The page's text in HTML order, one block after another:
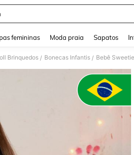
femininas Moda praia Sapatos
Brinquedos / Bonecas Infantis / Bebê